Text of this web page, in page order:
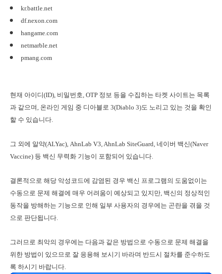
kr.battle.net
df.nexon.com
hangame.com
netmarble.net
pmang.com
현재 아이디(ID), 비밀번호, OTP 정보 등을 수집하는 타켓 사이트는 목록
과 같으며, 온라인 게임 중 디아블로 3(Diablo 3)도 노리고 있는 것을 확인
할 수 있습니다.
그 외에 알약(ALYac), AhnLab V3, AhnLab SiteGuard, 네이버 백신(Naver
Vaccine) 등 백신 무력화 기능이 포함되어 있습니다.
결론적으로 해당 악성코드에 감염된 경우 백신 프로그램의 도움없이는
수동으로 문제 해결에 매우 어려움이 예상되고 있지만, 백신의 정상적인
동작을 방해하는 기능으로 인해 일부 사용자의 경우에는 곤란을 겪을 것
으로 판단됩니다.
그러므로 최악의 경우에는 다음과 같은 방법으로 수동으로 문제 해결을
위한 방법이 있으므로 잘 응용해 보시기 바라며 반드시 절차를 준수하도
록 하시기 바랍니다.